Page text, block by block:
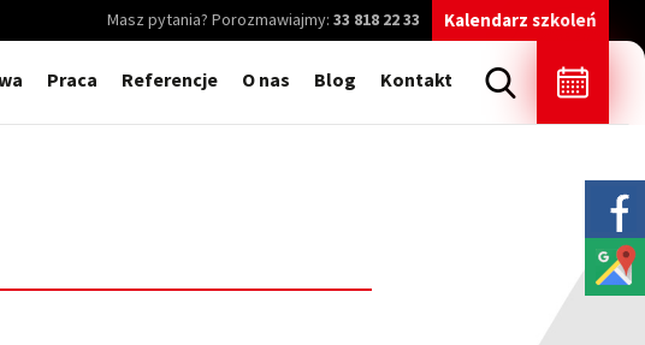
Masz pytania? Porozmawiajmy: 33 818 22 33 Kalendarz szkoleń
Praca Referencje O nas Blog Kontakt